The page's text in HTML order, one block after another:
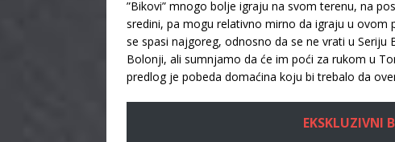
”Bikovi” mnogo bolje igraju na svom terenu, na
sredini, pa mogu relativno mirno da igraju u ovom
se spasi najgoreg, odnosno da se ne vrati u
Bolonji, ali sumnjamo da će im poći za rukom u
predlog je pobeda domaćina koju bi trebalo da